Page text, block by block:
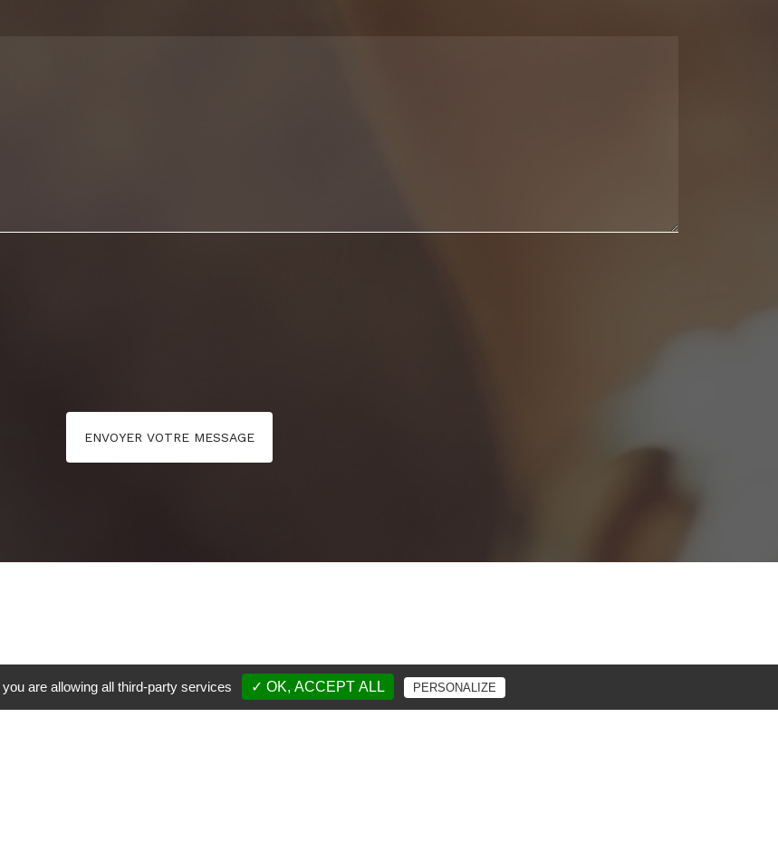
ENVOYER VOTRE MESSAGE
you are allowing all third-party services ✓ OK, ACCEPT ALL PERSONALIZE